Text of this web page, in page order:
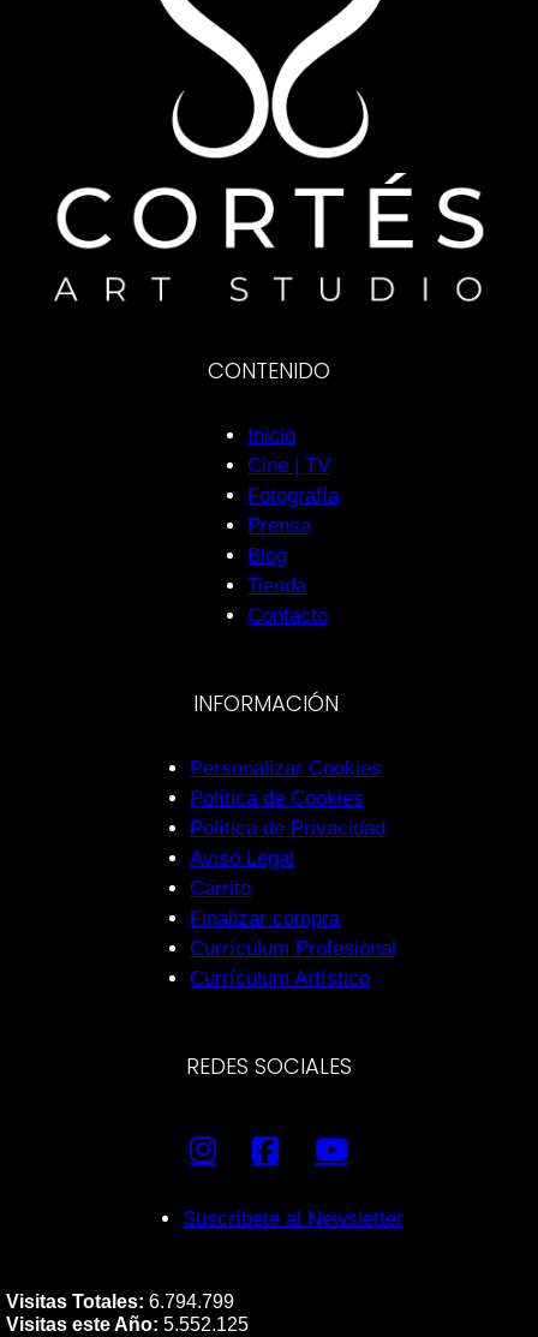
CONTENIDO
Inicio
Cine | TV
Fotografía
Prensa
Blog
Tienda
Contacto
INFORMACIÓN
Personalizar Cookies
Política de Cookies
Política de Privacidad
Aviso Legal
Carrito
Finalizar compra
Currículum Profesional
Currículum Artístico
REDES SOCIALES
Suscríbete al Newsletter
Visitas Totales: 6.794.799
Visitas este Año: 5.552.125